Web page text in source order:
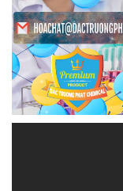
luôn đặt sứ
phẩm hóa chất
khách hàng của
không chỉ là một
trình sản xuất
trọng cho sự